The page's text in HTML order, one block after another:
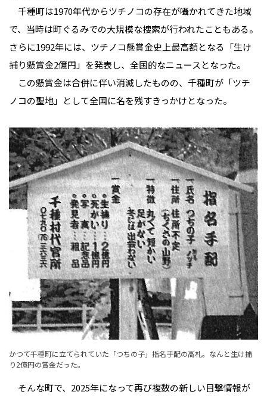
千種町は1970年代からツチノコの存在が囁かれてきた地域
で、当時は町ぐるみでの大規模な捜索が行われたこともある。
さらに1992年には、ツチノコ懸賞金史上最高額となる「生け
捕り懸賞金2億円」を発表し、全国的なニュースとなった。
この懸賞金は合併に伴い消滅したものの、千種町が「ツチ
ノコの聖地」として全国に名を残すきっかけとなった。
かつて千種町に立てられていた「つちの子」指名手配の高札。なんと生け捕
り2億円の賞金だった。
そんな町で、2025年になって再び複数の新しい目撃情報が